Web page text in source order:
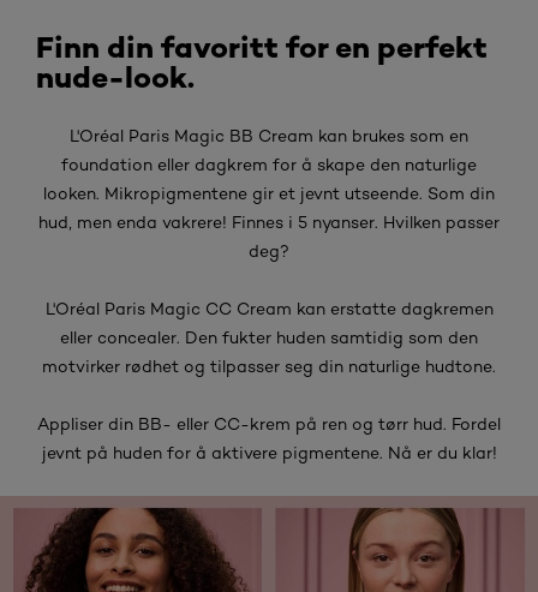
Finn din favoritt for en perfekt
nude-look.
L'Oréal Paris Magic BB Cream kan brukes som en
foundation eller dagkrem for å skape den naturlige
looken. Mikropigmentene gir et jevnt utseende. Som din
hud, men enda vakrere! Finnes i 5 nyanser. Hvilken passer
deg?
L'Oréal Paris Magic CC Cream kan erstatte dagkremen
eller concealer. Den fukter huden samtidig som den
motvirker rødhet og tilpasser seg din naturlige hudtone.
Appliser din BB- eller CC-krem på ren og tørr hud. Fordel
jevnt på huden for å aktivere pigmentene. Nå er du klar!